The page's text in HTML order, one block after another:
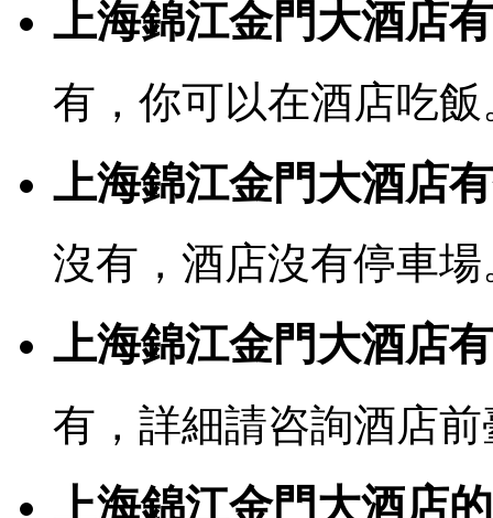
上海錦江金門大酒店
有，你可以在酒店吃飯
上海錦江金門大酒店
沒有，酒店沒有停車場
上海錦江金門大酒店
有，詳細請咨詢酒店前
上海錦江金門大酒店